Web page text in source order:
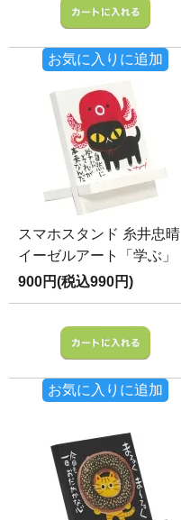
お気に入りに追加
スマホスタンド 糸井忠晴
イーゼルアート「学ぶ」
900円(税込990円)
お気に入りに追加